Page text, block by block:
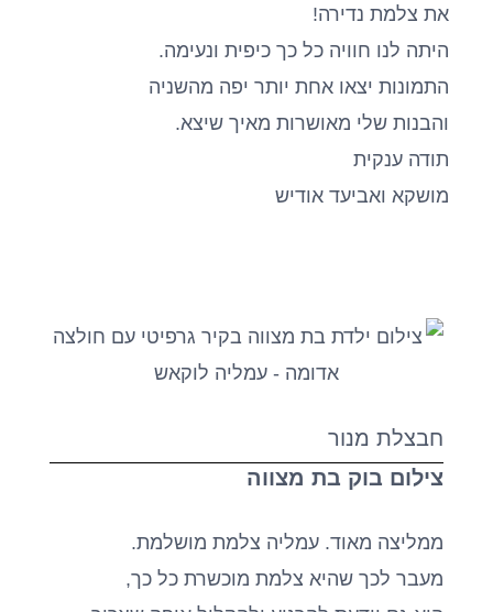
את צלמת נדירה!
היתה לנו חוויה כל כך כיפית ונעימה.
התמונות יצאו אחת יותר יפה מהשניה
והבנות שלי מאושרות מאיך שיצא.
תודה ענקית
מושקא ואביעד אודיש
חבצלת מנור
צילום בוק בת מצווה
ממליצה מאוד. עמליה צלמת מושלמת.
מעבר לכך שהיא צלמת מוכשרת כל כך,